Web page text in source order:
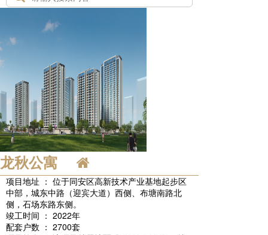
龙秋公寓
项目地址 ： 位于同安区高新技术产业基地起步区
中部，城东中路（迎宾大道）西侧、布塘南路北
侧，石场东路东侧。
竣工时间 ： 2022年
配套户数 ： 2700套